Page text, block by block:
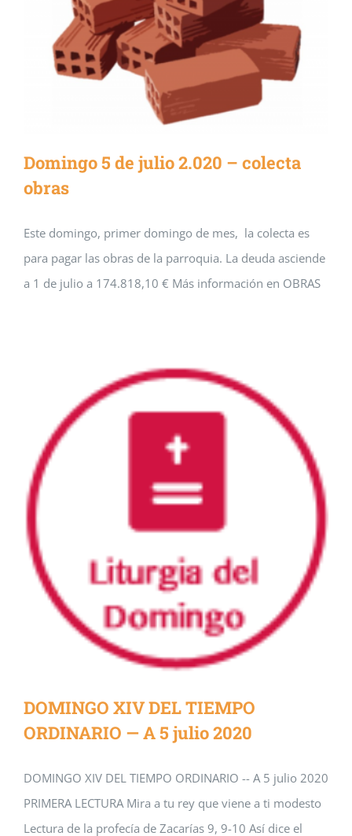
Domingo 5 de julio 2.020 – colecta
obras
Este domingo, primer domingo de mes, la colecta es
para pagar las obras de la parroquia. La deuda asciende
a 1 de julio a 174.818,10 € Más información en OBRAS
DOMINGO XIV DEL TIEMPO
ORDINARIO — A 5 julio 2020
DOMINGO XIV DEL TIEMPO ORDINARIO -- A 5 julio 2020
PRIMERA LECTURA Mira a tu rey que viene a ti modesto
Lectura de la profecía de Zacarías 9, 9-10 Así dice el